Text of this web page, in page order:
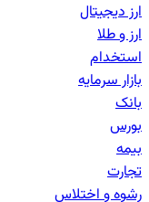
ارز دیجیتال
ارز و طلا
استخدام
بازار سرمایه
بانک‌
بورس
بیمه
تجارت
رشوه و اختلاس